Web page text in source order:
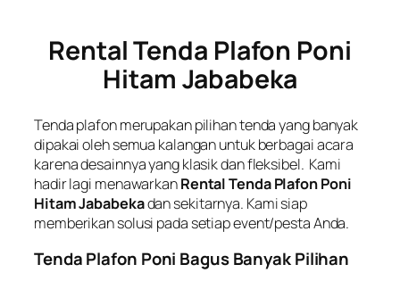
Rental Tenda Plafon Poni
Hitam Jababeka
Tenda plafon merupakan pilihan tenda yang banyak
dipakai oleh semua kalangan untuk berbagai acara
karena desainnya yang klasik dan fleksibel. Kami
hadir lagi menawarkanRental Tenda Plafon Poni
Hitam Jababekadan sekitarnya. Kami siap
memberikan solusi pada setiap event/pesta Anda.
Tenda Plafon Poni Bagus Banyak Pilihan